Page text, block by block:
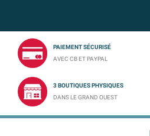
PAIEMENT SÉCURISÉ
AVEC CB ET PAYPAL
3 BOUTIQUES PHYSIQUES
DANS LE GRAND OUEST